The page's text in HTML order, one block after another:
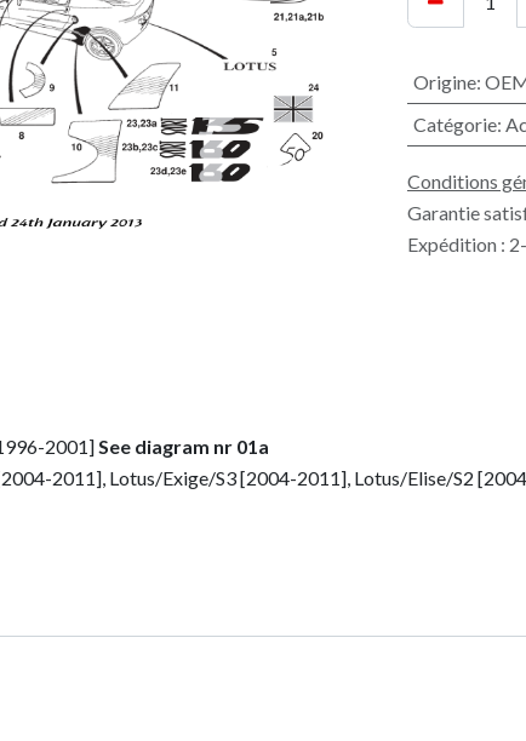
Origine:
Catégorie:
Conditions
Garantie
Expédition :
2001]See diagram nr 01a
2011], Lotus/Exige/S3 [2004-2011], Lotus/Elise/S2